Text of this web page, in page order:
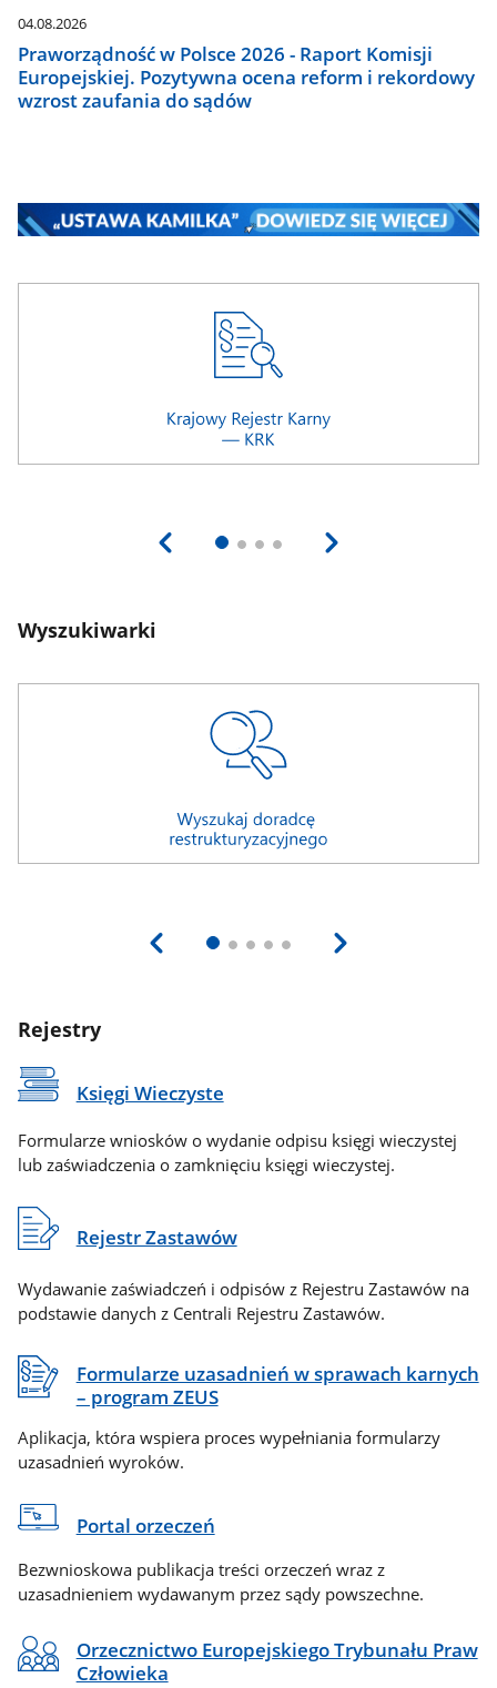
04.08.2026
Praworządność w Polsce 2026 - Raport Komisji
Europejskiej. Pozytywna ocena reform i rekordowy
wzrost zaufania do sądów
Wyszukiwarki
Rejestry
Księgi Wieczyste
Formularze wniosków o wydanie odpisu księgi wieczystej
lub zaświadczenia o zamknięciu księgi wieczystej.
Rejestr Zastawów
Wydawanie zaświadczeń i odpisów z Rejestru Zastawów na
podstawie danych z Centrali Rejestru Zastawów.
Formularze uzasadnień w sprawach karnych
– program ZEUS
Aplikacja, która wspiera proces wypełniania formularzy
uzasadnień wyroków.
Portal orzeczeń
Bezwnioskowa publikacja treści orzeczeń wraz z
uzasadnieniem wydawanym przez sądy powszechne.
Orzecznictwo Europejskiego Trybunału Praw
Człowieka